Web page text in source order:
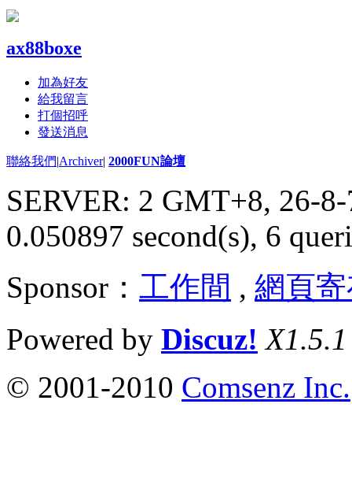
ax88boxe
加為好友
給我留言
打個招呼
發送消息
聯絡我們|Archiver| 2000FUN論壇
SERVER: 2 GMT+8, 26-
0.050897 second(s), 6
Sponsor： 工作間 , 網頁
Powered by Discuz! X1.5.1
© 2001-2010 Comsenz Inc.